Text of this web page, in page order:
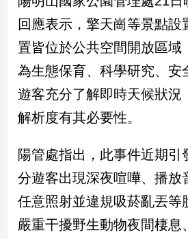
觀
兩
岸/
國
際
地
方
新
冠
病
回應表示，擎天崗等景點設
置皆位於公共空間開放區域
為生態保育、科學研究、安
遊客充分了解即時天候狀況
解析度有其必要性。
陽管處指出，此事件近期引
分遊客出現深夜喧嘩、播放
任意照射並違規吸菸亂丟等
嚴重干擾野生動物夜間棲息